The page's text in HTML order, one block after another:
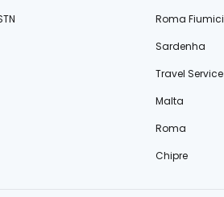
Roma
Sardenha
Travel Service
Malta
Roma
Chipre